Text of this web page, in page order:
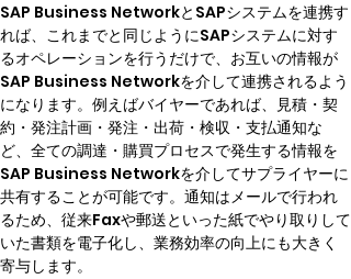
SAP Business NetworkとSAPシステムを連携す
れば、これまでと同じようにSAPシステムに対す
るオペレーションを行うだけで、お互いの情報が
SAP Business Networkを介して連携されるよう
になります。例えばバイヤーであれば、見積・契
約・発注計画・発注・出荷・検収・支払通知な
ど、全ての調達・購買プロセスで発生する情報を
SAP Business Networkを介してサプライヤーに
共有することが可能です。通知はメールで行われ
るため、従来Faxや郵送といった紙でやり取りして
いた書類を電子化し、業務効率の向上にも大きく
寄与します。